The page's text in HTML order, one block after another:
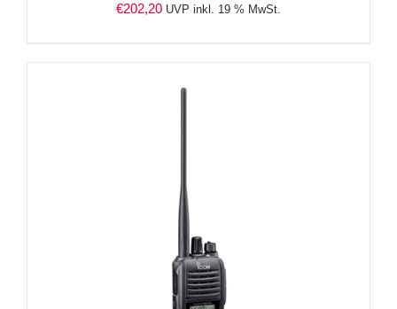
€202,20 UVP inkl. 19 % MwSt.